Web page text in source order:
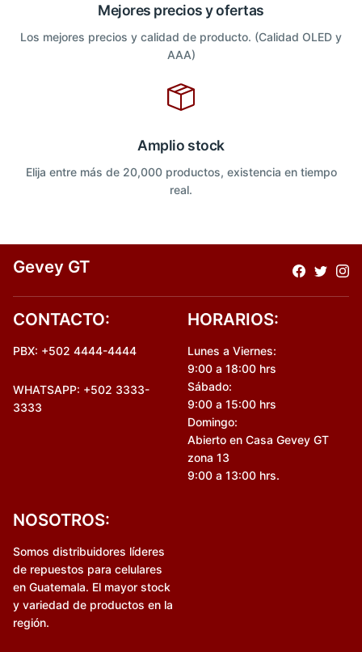
Mejores precios y ofertas
Los mejores precios y calidad de producto. (Calidad OLED y
AAA)
Amplio stock
Elija entre más de 20,000 productos, existencia en tiempo
real.
Gevey GT
CONTACTO:
PBX: +502 4444-4444
WHATSAPP: +502 3333-
3333
HORARIOS:
Lunes a Viernes:
9:00 a 18:00 hrs
Sábado:
9:00 a 15:00 hrs
Domingo:
Abierto en Casa Gevey GT
zona 13
9:00 a 13:00 hrs.
NOSOTROS:
Somos distribuidores líderes
de repuestos para celulares
en Guatemala. El mayor stock
y variedad de productos en la
región.